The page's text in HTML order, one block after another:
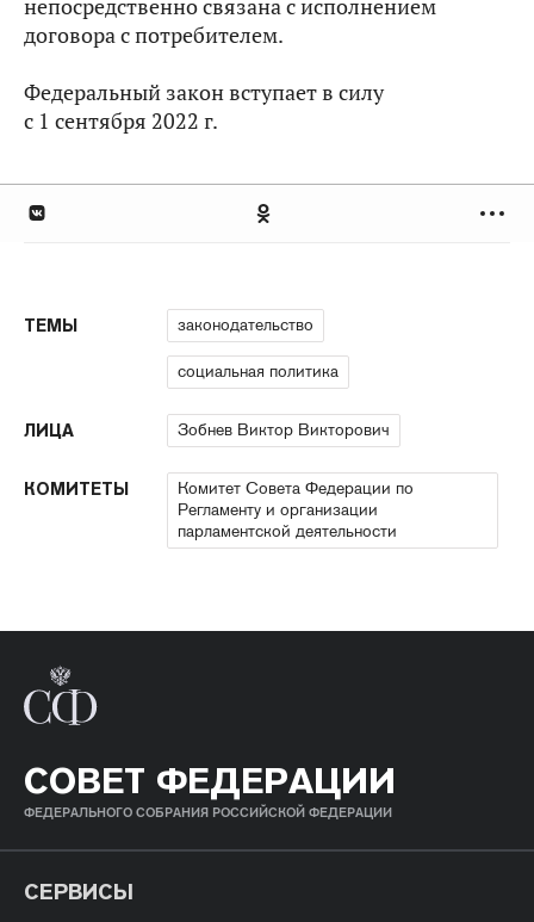
непосредственно связана с исполнением
договора с потребителем.
Федеральный закон вступает в силу
с 1 сентября 2022 г.
ТЕМЫ законодательство
социальная политика
ЛИЦА Зобнев Виктор Викторович
КОМИТЕТЫ
Комитет Совета Федерации по
Регламенту и организации
парламентской деятельности
СОВЕТ ФЕДЕРАЦИИ
ФЕДЕРАЛЬНОГО СОБРАНИЯ РОССИЙСКОЙ ФЕДЕРАЦИИ
СЕРВИСЫ